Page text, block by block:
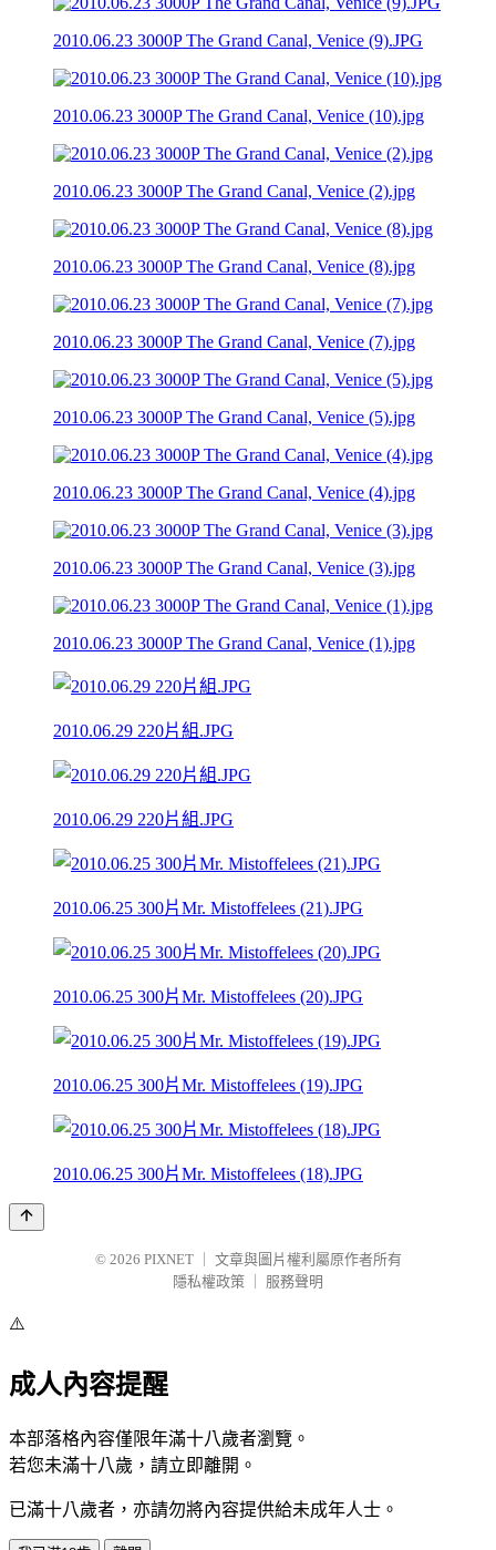
2010.06.23 3000P The Grand Canal, Venice (9).JPG
2010.06.23 3000P The Grand Canal, Venice (10).jpg
2010.06.23 3000P The Grand Canal, Venice (2).jpg
2010.06.23 3000P The Grand Canal, Venice (8).jpg
2010.06.23 3000P The Grand Canal, Venice (7).jpg
2010.06.23 3000P The Grand Canal, Venice (5).jpg
2010.06.23 3000P The Grand Canal, Venice (4).jpg
2010.06.23 3000P The Grand Canal, Venice (3).jpg
2010.06.23 3000P The Grand Canal, Venice (1).jpg
2010.06.29 220片組.JPG
2010.06.29 220片組.JPG
2010.06.25 300片Mr. Mistoffelees (21).JPG
2010.06.25 300片Mr. Mistoffelees (20).JPG
2010.06.25 300片Mr. Mistoffelees (19).JPG
2010.06.25 300片Mr. Mistoffelees (18).JPG
© 2026 PIXNET
文章與圖片權利屬原作者所有
隱私權政策
服務聲明
⚠️
成人內容提醒
本部落格內容僅限年滿十八歲者瀏覽。
若您未滿十八歲，請立即離開。
已滿十八歲者，亦請勿將內容提供給未成年人士。